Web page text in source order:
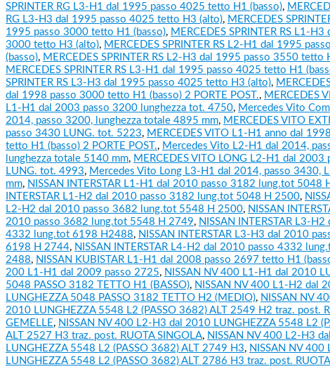
SPRINTER RG L3-H1 dal 1995 passo 4025 tetto H1 (basso),
RG L3-H3 dal 1995 passo 4025 tetto H3 (alto), MERCEDES
1995 passo 3000 tetto H1 (basso), MERCEDES SPRINTER RS L1-
3000 tetto H3 (alto), MERCEDES SPRINTER RS L2-H1 dal 1995
(basso), MERCEDES SPRINTER RS L2-H3 dal 1995 passo 3550 tetto
MERCEDES SPRINTER RS L3-H1 dal 1995 passo 4025 tetto H1
SPRINTER RS L3-H3 dal 1995 passo 4025 tetto H3 (alto),
dal 1998 passo 3000 tetto H1 (basso) 2 PORTE POST., MERCEDES
L1-H1 dal 2003 passo 3200 lunghezza tot. 4750, Mercedes Vito
2014, passo 3200, lunghezza totale 4895 mm, MERCEDES VITO
passo 3430 LUNG. tot. 5223, MERCEDES VITO L1-H1 anno dal
tetto H1 (basso) 2 PORTE POST., Mercedes Vito L2-H1 dal 2014,
lunghezza totale 5140 mm, MERCEDES VITO LONG L2-H1 dal 2003
LUNG. tot. 4993, Mercedes Vito Long L3-H1 dal 2014, passo 3430,
mm, NISSAN INTERSTAR L1-H1 dal 2010 passo 3182 lung.tot 5048
INTERSTAR L1-H2 dal 2010 passo 3182 lung.tot 5048 H 2500,
L2-H2 dal 2010 passo 3682 lung.tot 5548 H 2500, NISSAN
2010 passo 3682 lung.tot 5548 H 2749, NISSAN INTERSTAR L3-
4332 lung.tot 6198 H2488, NISSAN INTERSTAR L3-H3 dal 2010
6198 H 2744, NISSAN INTERSTAR L4-H2 dal 2010 passo 4332
2488, NISSAN KUBISTAR L1-H1 dal 2008 passo 2697 tetto H1
200 L1-H1 dal 2009 passo 2725, NISSAN NV 400 L1-H1 dal 2010
5048 PASSO 3182 TETTO H1 (BASSO), NISSAN NV 400 L1-H2 dal
LUNGHEZZA 5048 PASSO 3182 TETTO H2 (MEDIO), NISSAN NV
2010 LUNGHEZZA 5548 L2 (PASSO 3682) ALT 2549 H2 traz. post.
GEMELLE, NISSAN NV 400 L2-H3 dal 2010 LUNGHEZZA 5548 L2
ALT 2527 H3 traz. post. RUOTA SINGOLA, NISSAN NV 400 L2-H3
LUNGHEZZA 5548 L2 (PASSO 3682) ALT 2749 H3, NISSAN NV
LUNGHEZZA 5548 L2 (PASSO 3682) ALT 2786 H3 traz. post.